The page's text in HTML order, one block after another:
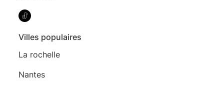
Villes populaires
La rochelle
Nantes